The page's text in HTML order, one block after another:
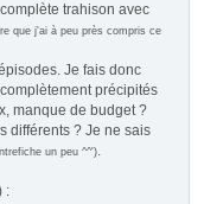
trahison avec
que j'ai à peu près compris ce
Je fais donc
précipités
manque de budget ?
différents ? Je ne sais
un peu ^^').
: